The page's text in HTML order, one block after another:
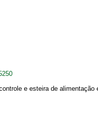
e esteira de alimentação